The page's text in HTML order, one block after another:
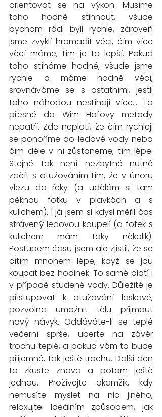
orientovat se na výkon. Musíme
toho hodně stihnout, všude
bychom rádi byli rychle, zároveň
jsme zvyklí hromadit věci, čím více
věcí máme, tím je to lepší. Pokud
toho stíháme hodně, všude jsme
rychle a máme hodně věcí,
srovnáváme se s ostatními, jestli
toho náhodou nestíhají více... To
přesně do Wim Hofovy metody
nepatří. Zde neplatí, že čím rychleji
se ponoříme do ledové vody nebo
čím déle v ní zůstaneme, tím lépe.
Stejně tak není nezbytně nutné
začít s otužováním tím, že v únoru
vlezu do řeky (a udělám si tam
pěknou fotku v plavkách a s
kulichem). I já jsem si kdysi měřil čas
strávený ledovou koupelí (a fotek s
kulichem mám taky několik).
Postupem času jsem ale zjistil, že se
cítím mnohem lépe, když se jdu
koupat bez hodinek. To samé platí i
v případě studené vody. Důležité je
přistupovat k otužování laskavě,
pozvolna umožnit tělu přijmout
nový návyk. Oddáváte-li se teplé
večerní sprše, uberte na závěr
trochu teplé, a pokud vám to bude
příjemné, tak ještě trochu. Další den
to zkuste znova a potom ještě
jednou. Prožívejte okamžik, kdy
nemusíte myslet na nic jiného,
relaxujte. Ideálním způsobem, jak